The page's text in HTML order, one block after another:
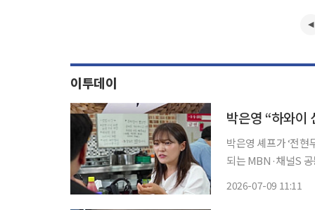
이투데이
박은영 “하와이
박은영 셰프가 ‘전현무
되는 MBN·채널S 공
2026-07-09 11:11